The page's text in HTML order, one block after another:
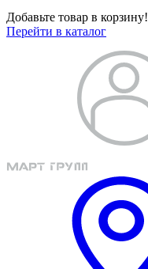
Добавьте товар в корзину!
Перейти в каталог